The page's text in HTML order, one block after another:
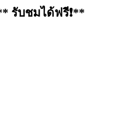
รับชมได้ฟรี❗️**